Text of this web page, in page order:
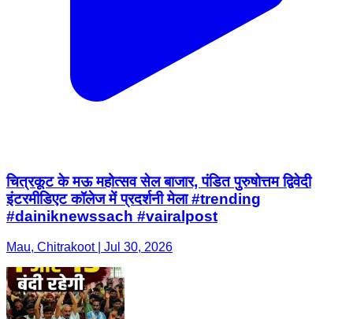
चित्रकूट के मऊ महोत्सव सेल बाजार, पंडित पुरुषोत्तम द्विवेदी